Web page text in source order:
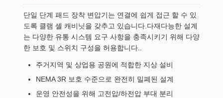
단일 단계 패드 장착 변압기는 연결에 쉽게 접근 할 수 있
도록 클램 셸 캐비닛을 갖추고 있습니다.다재다능한 설계
는 다양한 유통 시스템 요구 사항을 충족시키기 위해 다양
한 보호 및 스위치 구성을 허용합니다..
주거지역 및 상업용 공원에 적합한 지상 설비
NEMA 3R 보호 수준으로 완전히 밀폐된 설계
운영 안전성을 위해 고전압/하전압 부대 분리